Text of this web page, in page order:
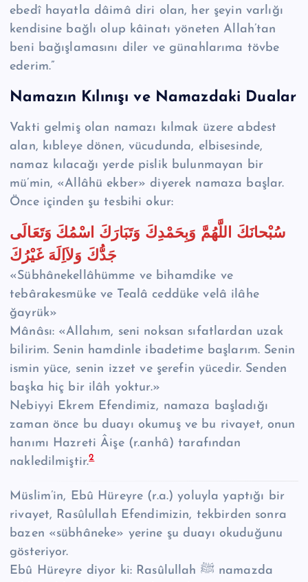
ebedî hayatla dâimâ diri olan, her şeyin varlığı
kendisine bağlı olup kâinatı yöneten Allah’tan
beni bağışlamasını diler ve günahlarıma tövbe
ederim.”
Namazın Kılınışı ve Namazdaki Dualar
Vakti gelmiş olan namazı kılmak üzere abdest
alan, kıbleye dönen, vücudunda, elbisesinde,
namaz kılacağı yerde pislik bulunmayan bir
mü’min, «Allâhü ekber» diyerek namaza başlar.
Önce içinden şu tesbihi okur:
سُبْحانَكَ اللَّهُمَّ وَبِحَمْدِكَ وَتَبَارَكَ اسْمُكَ وَتَعَالَى
جَدُّكَ وَلاَاِلَهَ غَيْرُكَ
«Sübhânekellâhümme ve bihamdike ve
tebârakesmüke ve Tealâ ceddüke velâ ilâhe
ğayrük»
Mânâsı: «Allahım, seni noksan sıfatlardan uzak
bilirim. Senin hamdinle ibadetime başlarım. Senin
ismin yüce, senin izzet ve şerefin yücedir. Senden
başka hiç bir ilâh yoktur.»
Nebiyyi Ekrem Efendimiz, namaza başladığı
zaman önce bu duayı okumuş ve bu rivayet, onun
hanımı Hazreti Âişe (r.anhâ) tarafından
nakledilmiştir.2
Müslim’in, Ebû Hüreyre (r.a.) yoluyla yaptığı bir
rivayet, Rasûlullah Efendimizin, tekbirden sonra
bazen «sübhâneke» yerine şu duayı okuduğunu
gösteriyor.
Ebû Hüreyre diyor ki: Rasûlullah ﷺ namazda